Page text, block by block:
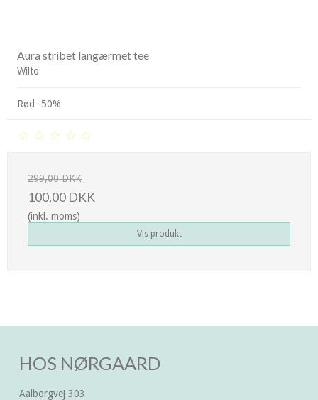
Aura stribet langærmet tee
Wilto
Rød -50%
299,00 DKK
100,00 DKK
(inkl. moms)
Vis produkt
HOS NØRGAARD
Aalborgvej 303